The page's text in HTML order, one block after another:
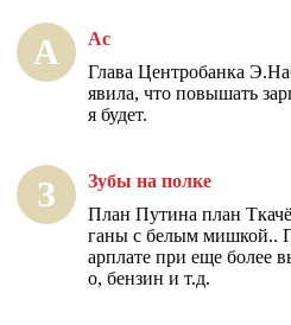
А Ас
Глава Центробанка
явила, что повышать
я будет.
З Зубы на полке
План Путина план
ганы с белым мишкой..
арплате при еще более
о, бензин и т.д.